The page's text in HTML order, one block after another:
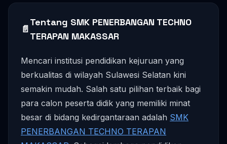
📄
Tentang SMK PENERBANGAN TECHNO
TERAPAN MAKASSAR
Mencari institusi pendidikan kejuruan yang
berkualitas di wilayah Sulawesi Selatan kini
semakin mudah. Salah satu pilihan terbaik bagi
para calon peserta didik yang memiliki minat
besar di bidang kedirgantaraan adalah SMK
PENERBANGAN TECHNO TERAPAN